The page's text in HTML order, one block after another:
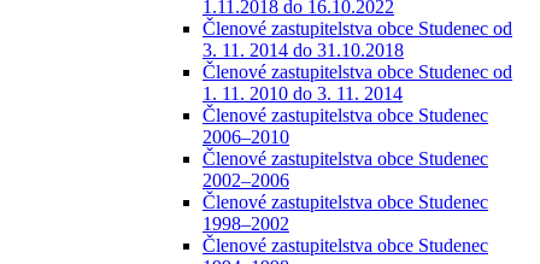
1.11.2018 do 16.10.2022
Členové zastupitelstva obce Studenec od
3. 11. 2014 do 31.10.2018
Členové zastupitelstva obce Studenec od
1. 11. 2010 do 3. 11. 2014
Členové zastupitelstva obce Studenec
2006–2010
Členové zastupitelstva obce Studenec
2002–2006
Členové zastupitelstva obce Studenec
1998–2002
Členové zastupitelstva obce Studenec